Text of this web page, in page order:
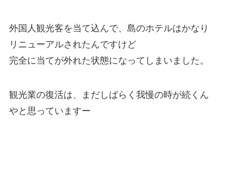
外国人観光客を当て込んで、島のホテルはかなり
リニューアルされたんですけど
完全に当てが外れた状態になってしまいました。
観光業の復活は、まだしばらく我慢の時が続くん
やと思っていますー